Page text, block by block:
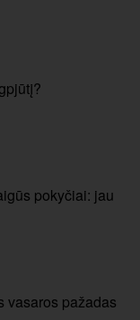
pokyčiai: jau
vasaros pažadas